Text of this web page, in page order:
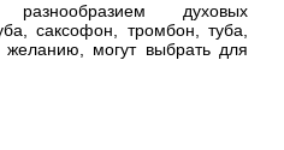
духовых
саксофон, тромбон, туба,
желанию, могут выбрать для